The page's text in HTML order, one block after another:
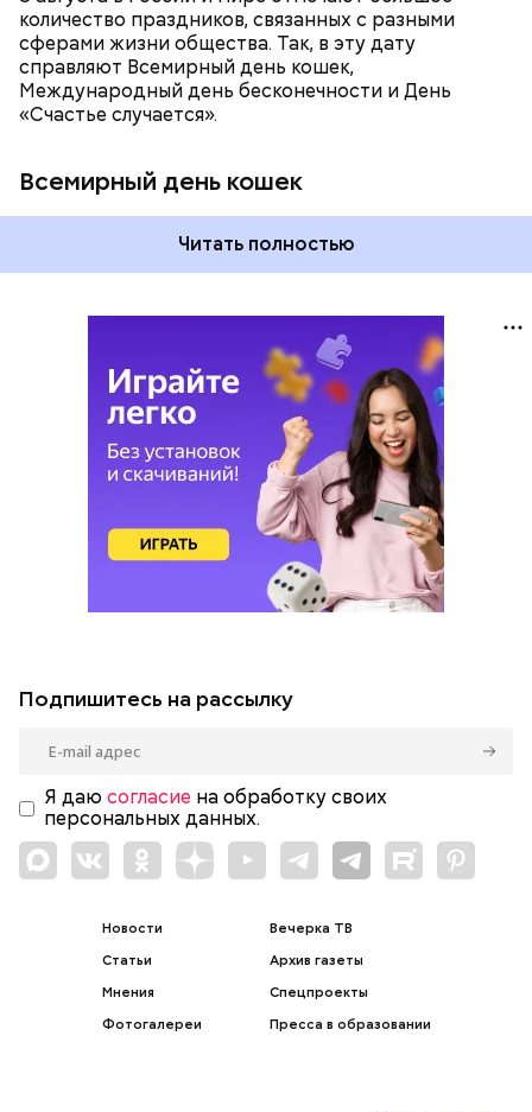
количество праздников, связанных с разными
сферами жизни общества. Так, в эту дату
справляют Всемирный день кошек,
Международный день бесконечности и День
«Счастье случается».
Всемирный день кошек
Читать полностью
Подпишитесь на рассылку
Я даю согласие на обработку своих
персональных данных.
Новости
Статьи
Мнения
Фотогалереи
Вечерка ТВ
Архив газеты
Спецпроекты
Пресса в образовании